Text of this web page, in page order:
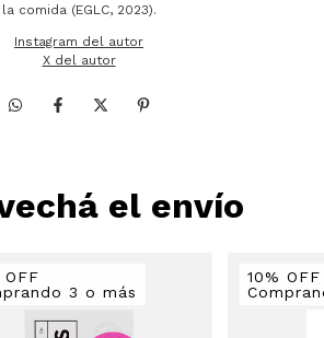
la comida (EGLC, 2023).
Instagram del autor
X del autor
el envío
OFF
3 o más
10% OFF